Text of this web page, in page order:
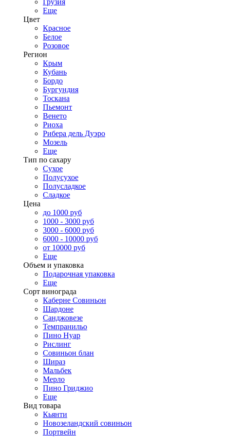
Грузия
Еще
Цвет
Красное
Белое
Розовое
Регион
Крым
Кубань
Бордо
Бургундия
Тоскана
Пьемонт
Венето
Риоха
Рибера дель Дуэро
Мозель
Еще
Тип по сахару
Сухое
Полусухое
Полусладкое
Сладкое
Цена
до 1000 руб
1000 - 3000 руб
3000 - 6000 руб
6000 - 10000 руб
от 10000 руб
Еще
Объем и упаковка
Подарочная упаковка
Еще
Сорт винограда
Каберне Совиньон
Шардоне
Санджовезе
Темпранильо
Пино Нуар
Рислинг
Совиньон блан
Шираз
Мальбек
Мерло
Пино Гриджио
Еще
Вид товара
Кьянти
Новозеландский совиньон
Портвейн